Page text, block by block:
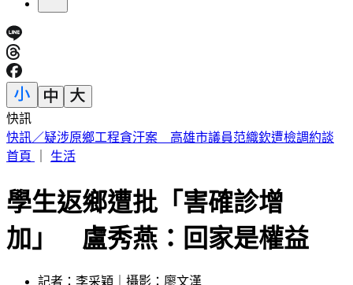
快訊
不受美股影響！台股開盤漲逾400點 台積電暫報2390元
首頁
生活
學生返鄉遭批「害確診增
加」 盧秀燕：回家是權益
記者：李采穎｜攝影：廖文漢